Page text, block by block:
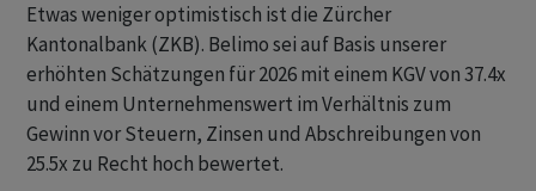
Etwas weniger optimistisch ist die Zürcher
Kantonalbank (ZKB). Belimo sei auf Basis unserer
erhöhten Schätzungen für 2026 mit einem KGV von 37.4x
und einem Unternehmenswert im Verhältnis zum
Gewinn vor Steuern, Zinsen und Abschreibungen von
25.5x zu Recht hoch bewertet.